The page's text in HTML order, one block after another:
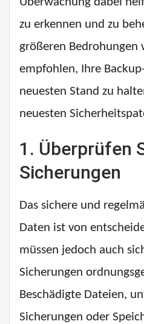
zu erkennen und zu
größeren Bedrohungen
empfohlen, Ihre
neuesten Stand zu
neuesten
1. Überprüfen
Sicherungen
Das sichere und
Daten ist von
müssen jedoch auch
Sicherungen
Beschädigte Dateien,
Sicherungen oder